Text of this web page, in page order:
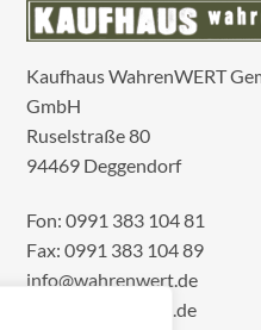
Kaufhaus WahrenWERT
GmbH
Ruselstraße 80
94469 Deggendorf
Fon: 0991 383 104 81
Fax: 0991 383 104 89
info@wahrenwert.de
www.wahrenwert.de